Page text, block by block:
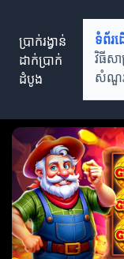
ប្រាក់រង្វាន់
ដាក់ប្រាក់
ដំបូង
ទំព័រដ
វិធីសា
សំណួ